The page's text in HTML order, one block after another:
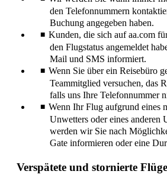
den Telefonnummern
Buchung angegeben haben.
Kunden, die sich auf aa.com
den Flugstatus angemeldet
Mail und SMS informiert.
Wenn Sie über ein Reisebüro
Teammitglied versuchen, das
falls uns Ihre Telefonnummer
Wenn Ihr Flug aufgrund eines
Unwetters oder eines anderen
werden wir Sie nach
Gate informieren oder eine
Verspätete und stornierte Flüge